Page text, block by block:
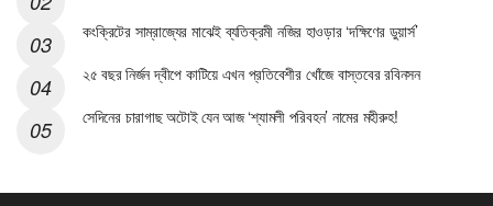
কংক্রিটের সাম্রাজ্যের মাঝেই ব্যতিক্রমী নজির হাওড়ার ‘দক্ষিণের ডুয়ার্স’
২৫ বছর নির্জন দ্বীপে কাটিয়ে এখন প্রতিবেশীর খোঁজে বাস্তবের রবিনসন
সেদিনের চারাগাছ অটোই যেন আজ ‘শ্যামলী পরিবহন’ নামের মহীরুহ!